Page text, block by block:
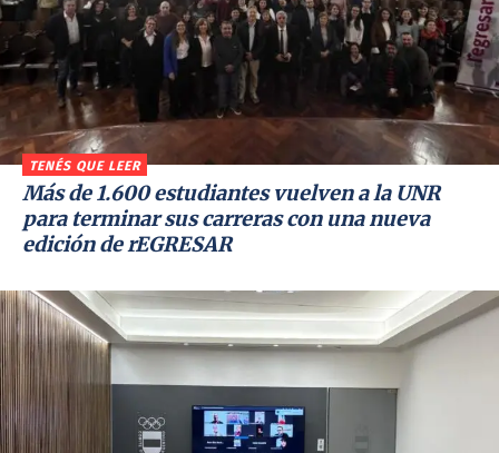
TENÉS QUE LEER
Más de 1.600 estudiantes vuelven a la UNR
para terminar sus carreras con una nueva
edición de rEGRESAR